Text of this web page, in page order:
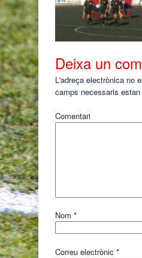
Deixa un
L'adreça electrònica no
camps necessaris
Comentari
Nom *
Correu electrònic *